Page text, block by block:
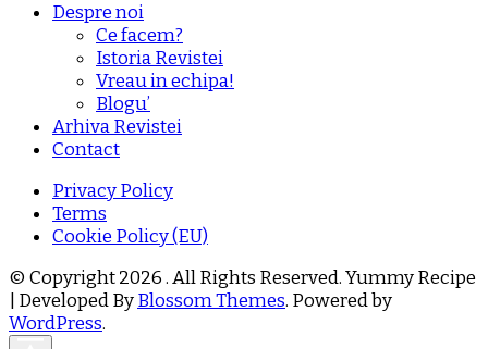
Despre noi
Ce facem?
Istoria Revistei
Vreau in echipa!
Blogu’
Arhiva Revistei
Contact
Privacy Policy
Terms
Cookie Policy (EU)
© Copyright 2026. All Rights Reserved.Yummy Recipe
| Developed ByBlossom Themes. Powered by
WordPress.